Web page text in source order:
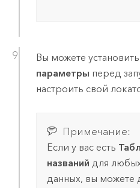
Вы можете установить
параметры перед
настроить свой
Примечание:
Если у вас есть
названий для
данных, вы можете